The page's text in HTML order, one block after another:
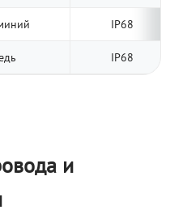
IP68
IP68
и